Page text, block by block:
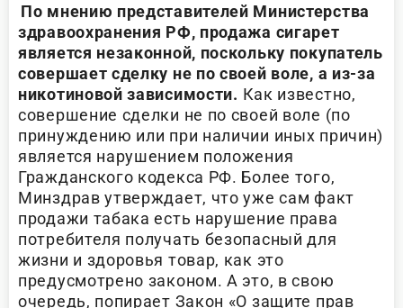
По мнению представителей Министерства
здравоохранения РФ, продажа сигарет
является незаконной, поскольку покупатель
совершает сделку не по своей воле, а из-за
никотиновой зависимости. Как известно,
совершение сделки не по своей воле (по
принуждению или при наличии иных причин)
является нарушением положения
Гражданского кодекса РФ. Более того,
Минздрав утверждает, что уже сам факт
продажи табака есть нарушение права
потребителя получать безопасный для
жизни и здоровья товар, как это
предусмотрено законом. А это, в свою
очередь, попирает Закон «О защите прав